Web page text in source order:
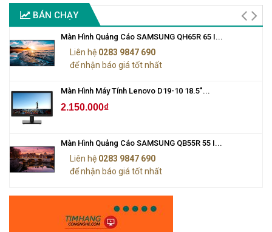
BÁN CHẠY
Màn Hình Quảng Cáo SAMSUNG QH65R 65 I...
Liên hệ 0283 9847 690
để nhận báo giá tốt nhất
Màn Hình Máy Tính Lenovo D19-10 18.5"...
2.150.000₫
Màn Hình Quảng Cáo SAMSUNG QB55R 55 I...
Liên hệ 0283 9847 690
để nhận báo giá tốt nhất